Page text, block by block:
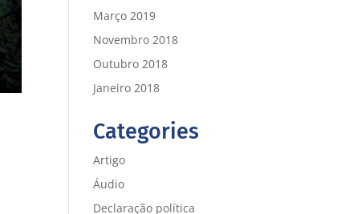
Março 2019
Novembro 2018
Outubro 2018
Janeiro 2018
Categories
Artigo
Áudio
Declaração política